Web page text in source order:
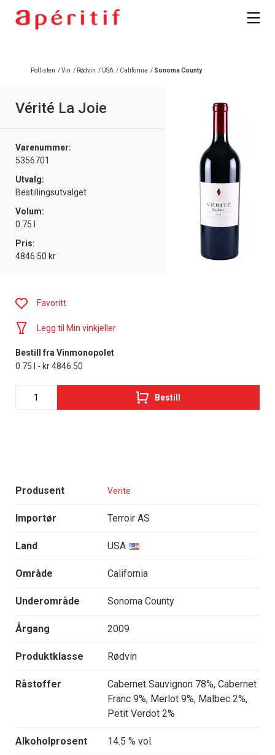
Pollisten /Vin / Rødvin / USA / California / Sonoma County
Vérité La Joie
Varenummer:
5356701
Utvalg:
Bestillingsutvalget
Volum:
0.75 l
Pris:
4846.50 kr
Produsent Verite
Importør Terroir AS
Land USA
Område California
Underområde Sonoma County
Årgang 2009
Produktklasse Rødvin
Råstoffer
Cabernet Sauvignon 78%, Cabernet
Franc 9%, Merlot 9%, Malbec 2%,
Petit Verdot 2%
Alkoholprosent 14.5 % vol.
Favoritt
Legg til Min vinkjeller
Bestill fra Vinmonopolet
0.75 l - kr 4846.50
Bestill